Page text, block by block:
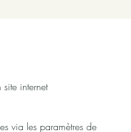
internet
via les paramètres de